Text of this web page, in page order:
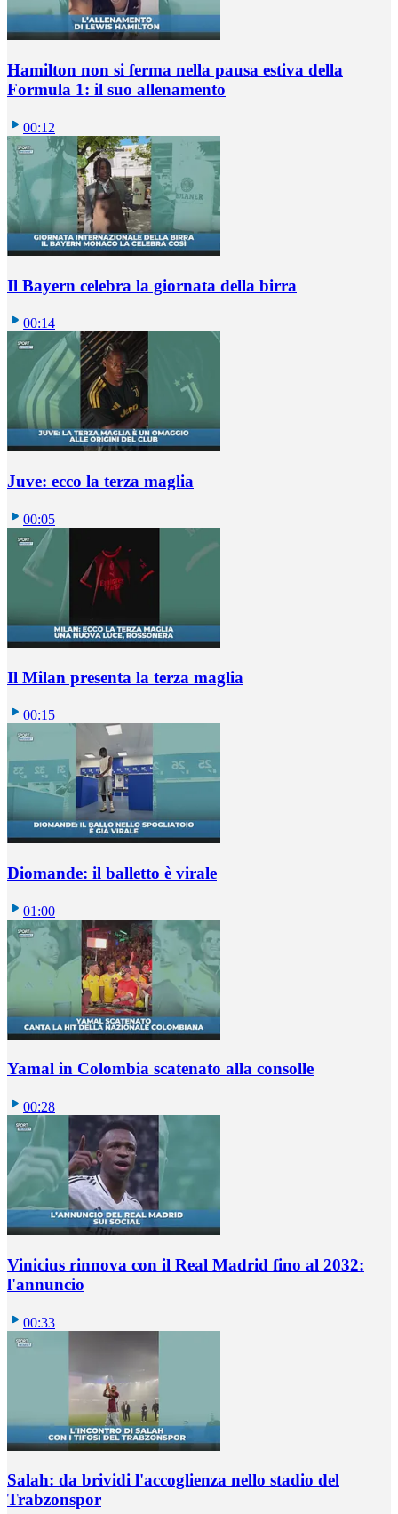
Hamilton non si ferma nella pausa estiva della
Formula 1: il suo allenamento
00:12
Il Bayern celebra la giornata della birra
00:14
Juve: ecco la terza maglia
00:05
Il Milan presenta la terza maglia
00:15
Diomande: il balletto è virale
01:00
Yamal in Colombia scatenato alla consolle
00:28
Vinicius rinnova con il Real Madrid fino al 2032:
l'annuncio
00:33
Salah: da brividi l'accoglienza nello stadio del
Trabzonspor